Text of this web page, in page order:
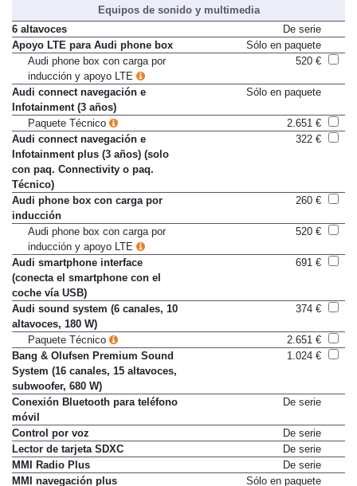
Equipos de sonido y multimedia
6 altavoces
De serie
Apoyo LTE para Audi phone box
Sólo en paquete
Audi phone box con carga por
inducción y apoyo LTE
Audi connect navegación e
Infotainment (3 años)
Paquete Técnico
2.651 €
Audi connect navegación e
Infotainment plus (3 años) (solo
con paq. Connectivity o paq.
Técnico)
Audi phone box con carga por
inducción
Audi phone box con carga por
inducción y apoyo LTE
Audi smartphone interface
(conecta el smartphone con el
coche vía USB)
Audi sound system (6 canales, 10
altavoces, 180 W)
Paquete Técnico
2.651 €
Bang & Olufsen Premium Sound
System (16 canales, 15 altavoces,
subwoofer, 680 W)
Conexión Bluetooth para teléfono
móvil
Control por voz
De serie
Lector de tarjeta SDXC
De serie
MMI Radio Plus
De serie